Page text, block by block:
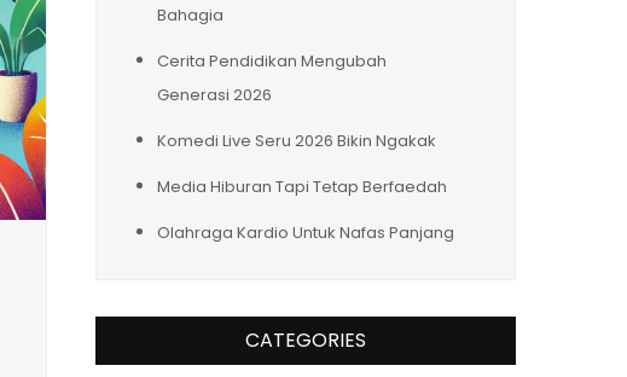
Bahagia
Cerita Pendidikan Mengubah
Generasi 2026
Komedi Live Seru 2026 Bikin Ngakak
Media Hiburan Tapi Tetap Berfaedah
Olahraga Kardio Untuk Nafas Panjang
CATEGORIES